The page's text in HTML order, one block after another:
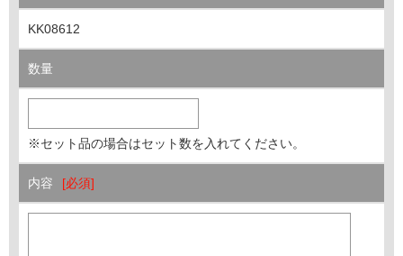
KK08612
数量
※セット品の場合はセット数を入れてください。
内容